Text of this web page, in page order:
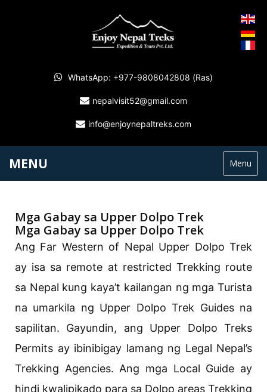
WhatsApp: +977-9808042808 (Ras)
nepalvisit52@gmail.com
info@enjoynepaltreks.com
MENU Menu
Mga Gabay sa Upper Dolpo Trek
Mga Gabay sa Upper Dolpo Trek
Ang Far Western of Nepal Upper Dolpo Trek
ay isa sa remote at restricted Trekking route
sa Nepal kung kaya’t kailangan ng mga Turista
na umarkila ng Upper Dolpo Trek Guides na
sapilitan. Gayundin, ang Upper Dolpo Treks
Permits ay ibinibigay lamang ng Legal Nepal’s
Trekking Agencies. Ang mga Local Guide ay
hindi kwalipikado para sa Dolpo areas Trekking